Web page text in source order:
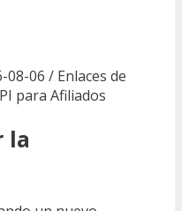
06 / Enlaces de
para Afiliados
la